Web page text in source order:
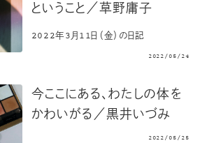
ということ／草野庸子
2022年3月11日（金）の日記
2022/05/24
今ここにある、わたしの体を
かわいがる／黒井いづみ
2022/05/25